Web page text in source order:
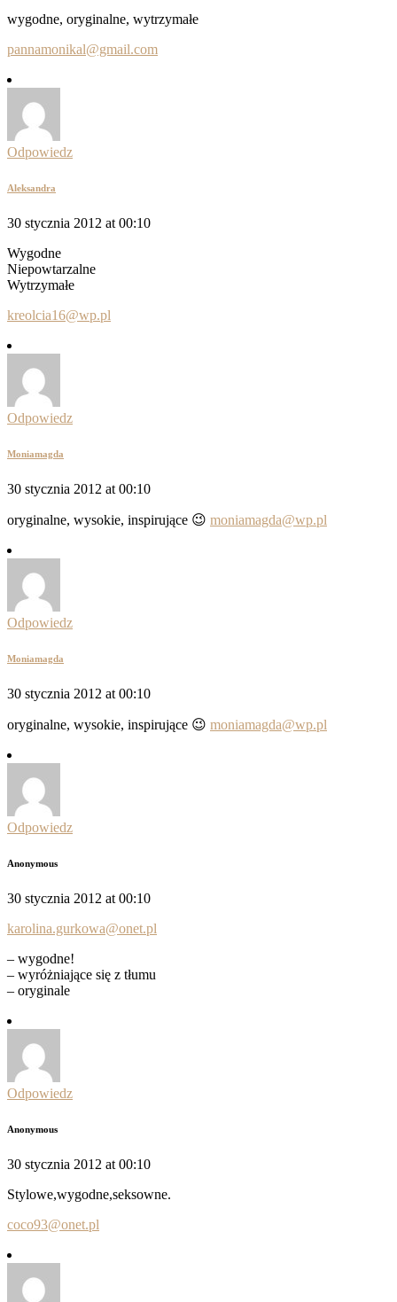
wygodne, oryginalne, wytrzymałe
pannamonikal@gmail.com
Odpowiedz
Aleksandra
30 stycznia 2012 at 00:10
Wygodne
Niepowtarzalne
Wytrzymałe
kreolcia16@wp.pl
Odpowiedz
Moniamagda
30 stycznia 2012 at 00:10
oryginalne, wysokie, inspirujące 😉 moniamagda@wp.pl
Odpowiedz
Moniamagda
30 stycznia 2012 at 00:10
oryginalne, wysokie, inspirujące 😉 moniamagda@wp.pl
Odpowiedz
Anonymous
30 stycznia 2012 at 00:10
karolina.gurkowa@onet.pl
– wygodne!
– wyróżniające się z tłumu
– oryginale
Odpowiedz
Anonymous
30 stycznia 2012 at 00:10
Stylowe,wygodne,seksowne.
coco93@onet.pl